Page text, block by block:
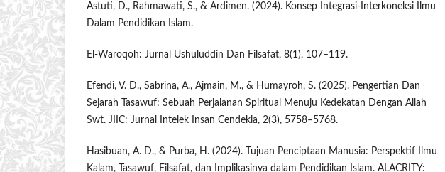
Astuti, D., Rahmawati, S., & Ardimen. (2024). Konsep Integrasi-Interkoneksi Ilmu
Dalam Pendidikan Islam.
El-Waroqoh: Jurnal Ushuluddin Dan Filsafat, 8(1), 107–119.
Efendi, V. D., Sabrina, A., Ajmain, M., & Humayroh, S. (2025). Pengertian Dan
Sejarah Tasawuf: Sebuah Perjalanan Spiritual Menuju Kedekatan Dengan Allah
Swt. JIIC: Jurnal Intelek Insan Cendekia, 2(3), 5758–5768.
Hasibuan, A. D., & Purba, H. (2024). Tujuan Penciptaan Manusia: Perspektif Ilmu
Kalam, Tasawuf, Filsafat, dan Implikasinya dalam Pendidikan Islam. ALACRITY: